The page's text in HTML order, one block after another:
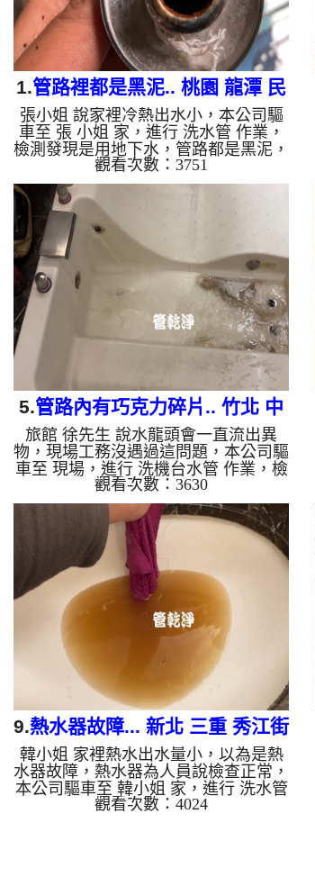
1.管路裡都是黑泥.. 桃園 龍潭 民
族路 洗水管
張小姐 說家裡冷熱出水小，本公司驅
車至 張 小姐 家，進行 洗水管 作業，
檢測發現是用地下水，管路都是黑泥，
本公司裝設 高周波水管清洗機，灌入
檸檬酸 至水管，等了約15分，開啟 水
管清洗機 ，啟動 螺旋波 模式，一洗就
流出髒水，突然變成泥水，四個多小時
後，出水恢復正常了。 如是自來水，
如水管老化，會產生鐵鏽跟泥沙堆積，
洗出來的水就會是咖啡色，地下水含有
氧化錳，管壁上會結成黑色管垢，洗出
來的水會跟石油一樣黑，有些洗出綠色
的水，是因為裡面有銅的物質，生鏽產
生銅綠，如是藍色的水，是因為水龍頭
觀看次數：3751
5.管路內有巧克力碎片.. 竹北 中
山路 洗旅館管路
旅館 徐先生 說水龍頭會一直流出異
物，現場工務沒遇過這問題，本公司驅
車至 現場，進行 洗機台水管 作業，檢
測無發現，本公司裝設 高周波水管清
洗機，開啟 水管清洗機 ，啟動 水
槌 模式，一洗就流出髒水，還一直掉
出一塊塊棕色石塊，看起來像是巧克力
脆片，兩組師傅弄了一天後，管路恢復
正常。 如是自來水，如水管老化，會
產生鐵鏽跟泥沙堆積，洗出來的水就會
是咖啡色，地下水含有氧化錳，管壁上
會結成黑色管垢，洗出來的水會跟石油
一樣黑，有些洗出綠色的水，是因為裡
面有銅的物質，生鏽產生銅綠，如是藍
色的水，是因為...
觀看次數：3630
9.熱水器故障... 新北 三重 秀江街
洗水管
韓小姐 家裡熱水出水量小，以為是熱
水器故障，熱水器為人員說檢查正常，
本公司驅車至 韓小姐 家，進行 洗水管
作業，檢測並無發現，本公司裝設 高
觀看次數：4024